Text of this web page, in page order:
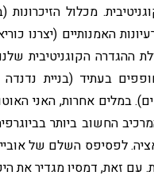
מכלול
האמנותיים (יצרנו
ההגדרה הקוגניטיבית
בעתיד (בניית
במלים אחרות, האני
החשוב ביותר
לפסיפס השלם של
עם זאת, דמסיו מגדיר את